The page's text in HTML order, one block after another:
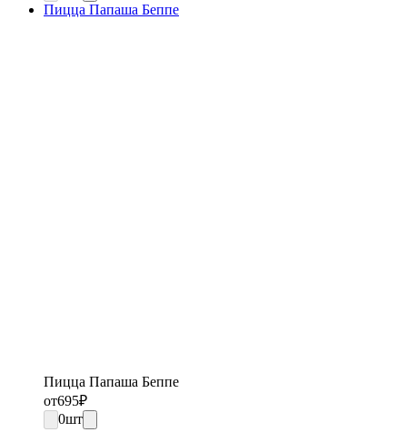
Пицца Папаша Беппе
Пицца Папаша Беппе
от695₽
0шт